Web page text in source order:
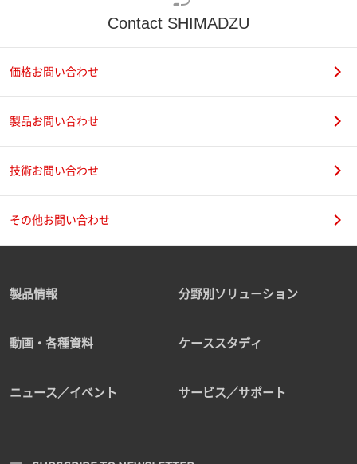
Contact SHIMADZU
価格お問い合わせ
製品お問い合わせ
技術お問い合わせ
その他お問い合わせ
製品情報 分野別ソリューション
動画・各種資料 ケーススタディ
ニュース／イベント サービス／サポート